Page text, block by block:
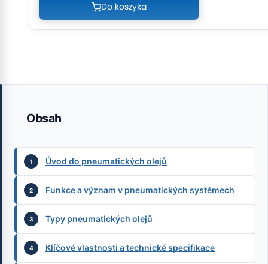
Do koszyka
Obsah
Úvod do pneumatických olejů
Funkce a význam v pneumatických systémech
Typy pneumatických olejů
Klíčové vlastnosti a technické specifikace